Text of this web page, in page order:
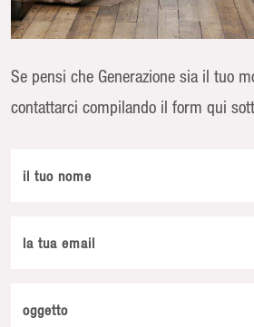
Se pensi che Generazione sia il tuo
contattarci compilando il form qui
il tuo nome
la tua email
oggetto